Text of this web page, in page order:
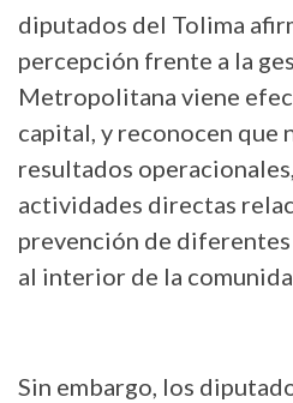
diputados del Tolima
percepción frente a la
Metropolitana viene
capital, y reconocen que
resultados
actividades directas
prevención de
al interior de la
Sin embargo, los